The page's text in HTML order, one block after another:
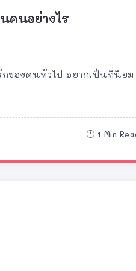
คนอย่างไร
ของคนทั่วไป อยากเป็นที่นิยม
1 Min